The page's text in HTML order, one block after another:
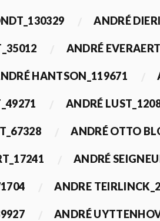
ANDRÉ
ANDRÉ
HANTSON_119671
ANDRÉ
ANDRÉ OTTO
ANDRÉ
ANDRE
ANDRÉ